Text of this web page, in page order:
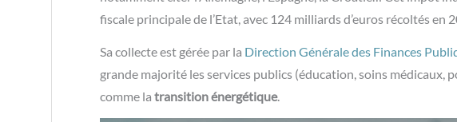
fiscale principale de l’Etat, avec 124 milliards d’euros récoltés en
Sa collecte est gérée par la Direction Générale des Finances
grande majorité les services publics (éducation, soins
comme la transition énergétique.